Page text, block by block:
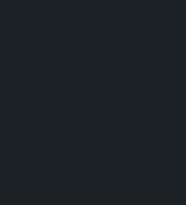
กษามาตรฐานนี้ไว้ได้